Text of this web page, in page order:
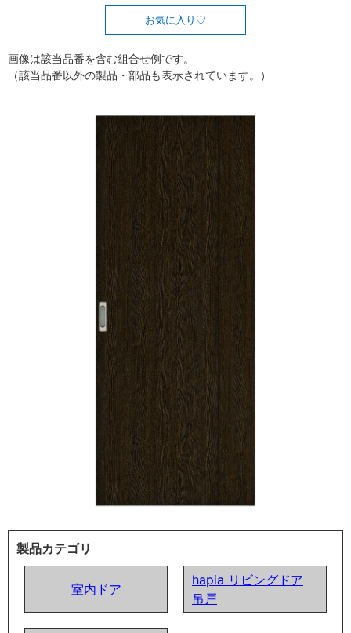
お気に入り
画像は該当品番を含む組合せ例です。
（該当品番以外の製品・部品も表示されています。）
製品カテゴリ
室内ドア
hapia リビングドア
吊戸